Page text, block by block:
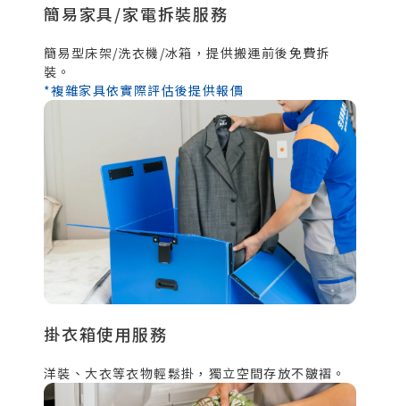
簡易家具/家電拆裝服務
簡易型床架/洗衣機/冰箱，提供搬運前後免費拆
裝。
*複雜家具依實際評估後提供報價
掛衣箱使用服務
洋裝、大衣等衣物輕鬆掛，獨立空間存放不皺褶。